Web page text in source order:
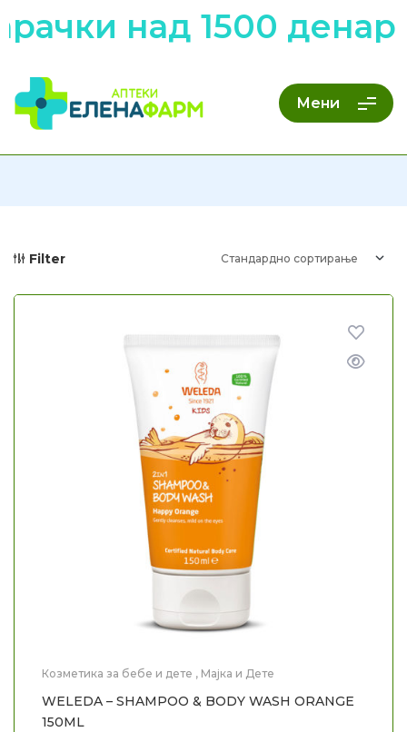
над 1500
Мени
Filter
Козметика за бебе и дете , Мајка и Дете
WELEDA – SHAMPOO & BODY WASH ORANGE
150ML